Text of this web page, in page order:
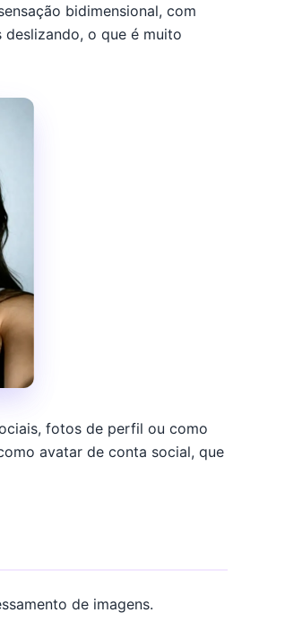
bidimensional, com
o que é muito
fotos de perfil ou como
avatar de conta social, que
de imagens.